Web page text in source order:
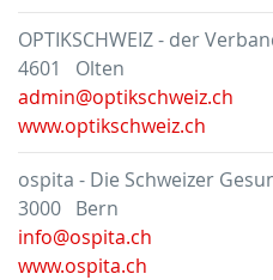
OPTIKSCHWEIZ - der
4601 Olten
admin@optikschweiz.ch
www.optikschweiz.ch
ospita - Die Schweizer
3000 Bern
info@ospita.ch
www.ospita.ch